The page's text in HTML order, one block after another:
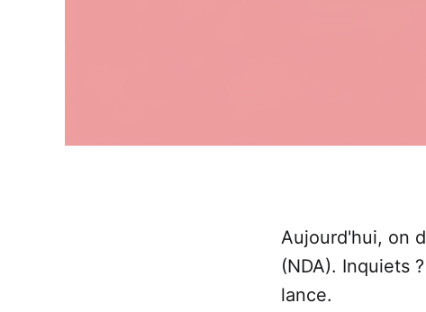
Aujourd'hui, on
(NDA). Inquiets
lance.